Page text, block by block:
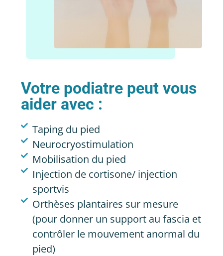
Votre podiatre peut vous
aider avec :
Taping du pied
Neurocryostimulation
Mobilisation du pied
Injection de cortisone/ injection
sportvis
Orthèses plantaires sur mesure
(pour donner un support au fascia et
contrôler le mouvement anormal du
pied)